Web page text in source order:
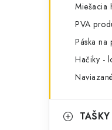
Miešacia
PVA
Páska na
Hačiky -